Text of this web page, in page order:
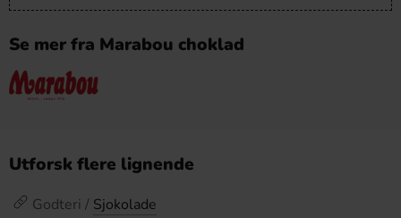
Se mer fra Marabou choklad
Utforsk flere lignende
Godteri / Sjokolade